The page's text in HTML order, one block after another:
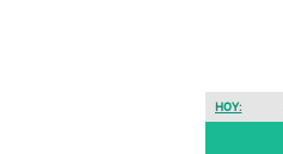
HOY: